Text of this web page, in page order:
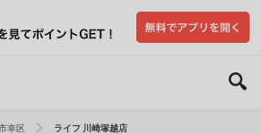
幸区 ライフ 川崎塚越店